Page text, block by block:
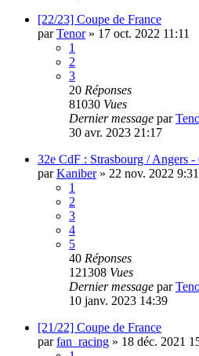
[22/23] Coupe de France
parTenor» 17 oct. 2022 11:11
1
2
3
20 Réponses
81030 Vues
Dernier message par
30 avr. 2023 21:17
32e CdF : Strasbourg / Angers -
parKaniber» 22 nov. 2022 9:31
1
2
3
4
5
40 Réponses
121308 Vues
Dernier message par
10 janv. 2023 14:39
[21/22] Coupe de France
parfan_racing » 18 déc. 2021